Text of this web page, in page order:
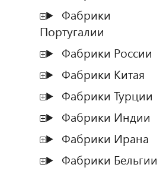
Фабрики
Португалии
Фабрики России
Фабрики Китая
Фабрики Турции
Фабрики Индии
Фабрики Ирана
Фабрики Бельгии